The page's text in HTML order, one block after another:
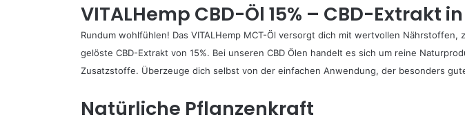
VITALHemp CBD-Öl 15% – CBD-Extrakt
Rundum wohlfühlen! Das VITALHemp MCT-Öl versorgt dich mit wertvollen
gelöste CBD-Extrakt von 15%. Bei unseren CBD Ölen handelt es sich um reine
Zusatzstoffe. Überzeuge dich selbst von der einfachen Anwendung, der besonders
Natürliche Pflanzenkraft